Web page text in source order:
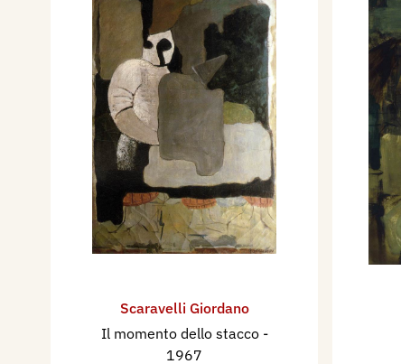
Scaravelli Giordano
Il momento dello stacco -
1967